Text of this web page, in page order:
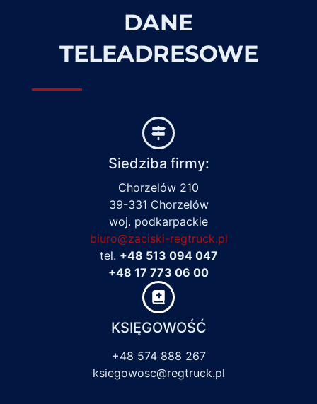
DANE
TELEADRESOWE
Siedziba firmy:
Chorzelów 210
39-331 Chorzelów
woj. podkarpackie
biuro@zaciski-regtruck.pl
tel. +48 513 094 047
+48 17 773 06 00
KSIĘGOWOŚĆ
+48 574 888 267
ksiegowosc@regtruck.pl